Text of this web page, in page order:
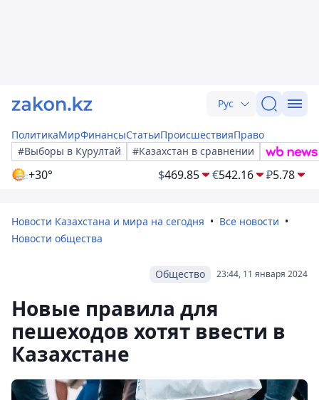
Рус
ПолитикаМирФинансыСтатьиПроисшествияПраво
#Выборы в Курултай
#Казахстан в сравнении
+30° $469.85 €542.16 ₽5.78
Новости Казахстана и мира на сегодня
Все новости
Новости общества
23:44, 11 января 2024
Общество
Новые правила для
пешеходов хотят ввести в
Казахстане